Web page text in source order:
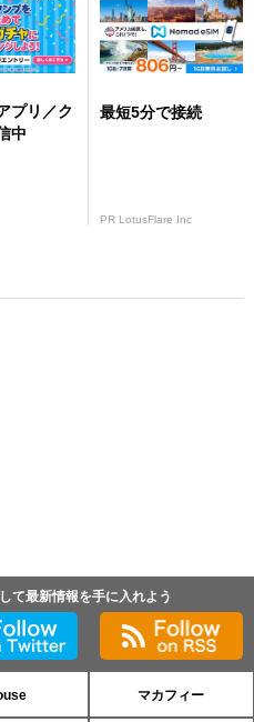
プリ／ク
中
最短5分で接続
PR LotusFlare Inc
て最新情報を手に入れよう
マカフィー